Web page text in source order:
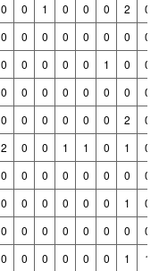
0 0 1 0 0 0 2
0
0 0 0 0 0 0 0
0
0 0 0 0 0 1 0
0
0 0 0 0 0 0 0
0
0 0 0 0 0 0 2
0
2 0 0 1 1 0 1
0
0 0 0 0 0 0 0
0
0 0 0 0 0 0 1
0
0 0 0 0 0 0 0
0
0 0 0 0 0 0 1
1